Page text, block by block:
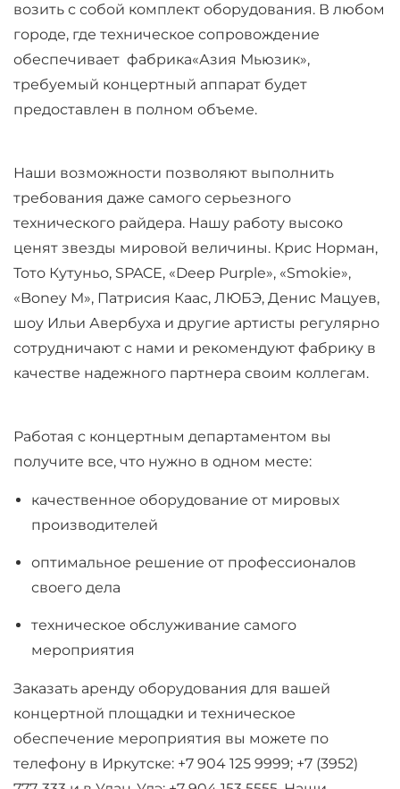
возить с собой комплект оборудования. В любом
городе, где техническое сопровождение
обеспечивает фабрика«Азия Мьюзик»,
требуемый концертный аппарат будет
предоставлен в полном объеме.
Наши возможности позволяют выполнить
требования даже самого серьезного
технического райдера. Нашу работу высоко
ценят звезды мировой величины. Крис Норман,
Тото Кутуньо, SPACE, «Deep Purple», «Smokie»,
«Boney M», Патрисия Каас, ЛЮБЭ, Денис Мацуев,
шоу Ильи Авербуха и другие артисты регулярно
сотрудничают с нами и рекомендуют фабрику в
качестве надежного партнера своим коллегам.
Работая с концертным департаментом вы
получите все, что нужно в одном месте:
качественное оборудование от мировых
производителей
оптимальное решение от профессионалов
своего дела
техническое обслуживание самого
мероприятия
Заказать аренду оборудования для вашей
концертной площадки и техническое
обеспечение мероприятия вы можете по
телефону в Иркутске: +7 904 125 9999; +7 (3952)